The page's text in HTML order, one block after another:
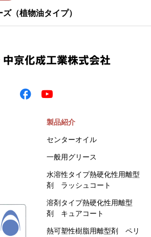
（植物油タイプ）
製品紹介
センターオイル
一般用グリース
水溶性タイプ熱硬化性用離型
剤 ラッシュコート
溶剤タイプ熱硬化性用離型
剤 キュアコート
熱可塑性樹脂用離型剤 ペリ